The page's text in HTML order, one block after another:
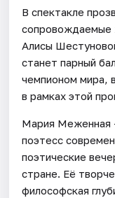
В спектакле
сопровождаемые
Алисы
станет парный
чемпионом мира,
в рамках этой
Мария Меженная
поэтесс
поэтические
стране. Её
философская